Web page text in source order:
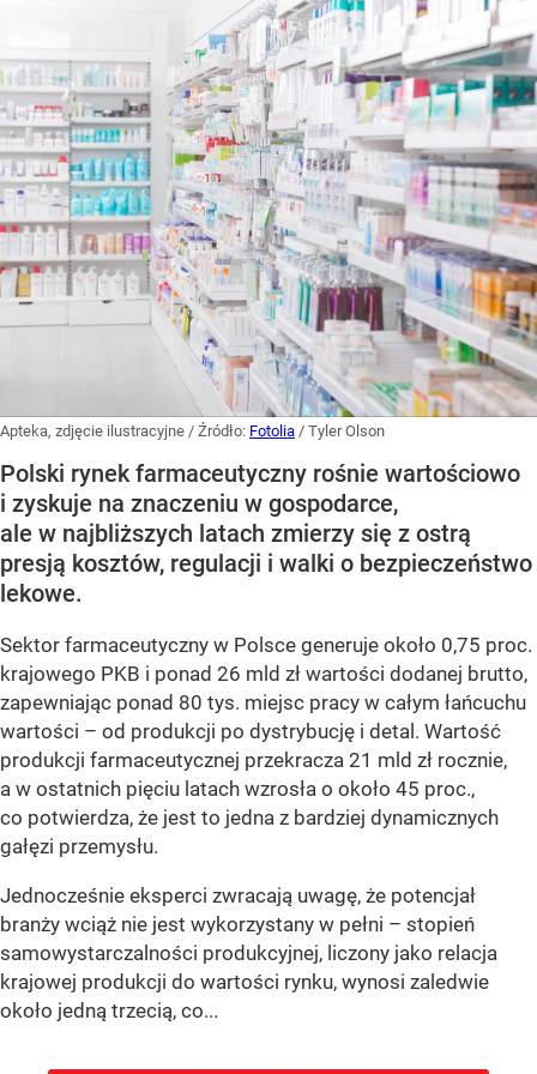
Apteka, zdjęcie ilustracyjne / Źródło: Fotolia / Tyler Olson
Polski rynek farmaceutyczny rośnie wartościowo
i zyskuje na znaczeniu w gospodarce,
ale w najbliższych latach zmierzy się z ostrą
presją kosztów, regulacji i walki o bezpieczeństwo
lekowe.
Sektor farmaceutyczny w Polsce generuje około 0,75 proc.
krajowego PKB i ponad 26 mld zł wartości dodanej brutto,
zapewniając ponad 80 tys. miejsc pracy w całym łańcuchu
wartości – od produkcji po dystrybucję i detal. Wartość
produkcji farmaceutycznej przekracza 21 mld zł rocznie,
a w ostatnich pięciu latach wzrosła o około 45 proc.,
co potwierdza, że jest to jedna z bardziej dynamicznych
gałęzi przemysłu.
Jednocześnie eksperci zwracają uwagę, że potencjał
branży wciąż nie jest wykorzystany w pełni – stopień
samowystarczalności produkcyjnej, liczony jako relacja
krajowej produkcji do wartości rynku, wynosi zaledwie
około jedną trzecią, co...